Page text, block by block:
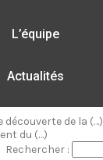
L’équipe
Actualités
découverte de la (…)
du (…)
Rechercher :